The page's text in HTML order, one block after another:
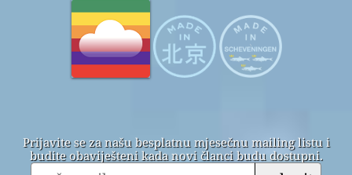
Prijavite se za našu besplatnu mjesečnu mailing listu i
budite obaviješteni kada novi članci budu dostupni.